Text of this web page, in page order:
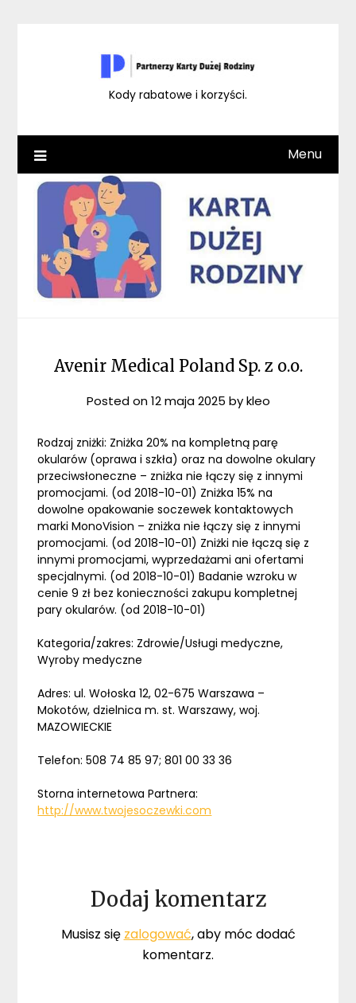
Kody rabatowe i korzyści.
Menu
Avenir Medical Poland Sp. z o.o.
Posted on12 maja 2025 bykleo
Rodzaj zniżki: Zniżka 20% na kompletną parę
okularów (oprawa i szkła) oraz na dowolne okulary
przeciwsłoneczne – zniżka nie łączy się z innymi
promocjami. (od 2018-10-01) Zniżka 15% na
dowolne opakowanie soczewek kontaktowych
marki MonoVision – zniżka nie łączy się z innymi
promocjami. (od 2018-10-01) Zniżki nie łączą się z
innymi promocjami, wyprzedażami ani ofertami
specjalnymi. (od 2018-10-01) Badanie wzroku w
cenie 9 zł bez konieczności zakupu kompletnej
pary okularów. (od 2018-10-01)
Kategoria/zakres: Zdrowie/Usługi medyczne,
Wyroby medyczne
Adres: ul. Wołoska 12, 02-675 Warszawa –
Mokotów, dzielnica m. st. Warszawy, woj.
MAZOWIECKIE
Telefon: 508 74 85 97; 801 00 33 36
Storna internetowa Partnera:
http://www.twojesoczewki.com
Dodaj komentarz
Musisz się zalogować, aby móc dodać
komentarz.